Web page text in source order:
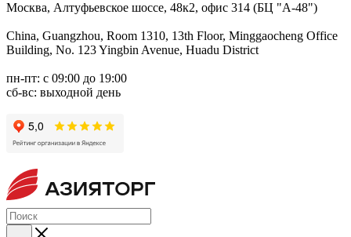
Москва, Алтуфьевское шоссе, 48к2, офис 314 (БЦ "А-48")
China, Guangzhou, Room 1310, 13th Floor, Minggaocheng Office
Building, No. 123 Yingbin Avenue, Huadu District
пн-пт: с 09:00 до 19:00
сб-вс: выходной день